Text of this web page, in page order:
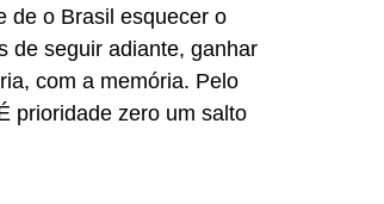
de o Brasil esquecer o
de seguir adiante, ganhar
com a memória. Pelo
prioridade zero um salto